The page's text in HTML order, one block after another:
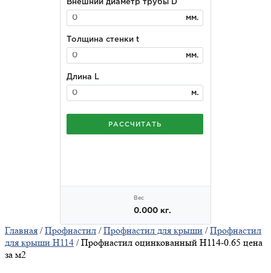
Главная /Профнастил /Профнастил для крыши /Профнастил
для крыши Н114 / Профнастил оцинкованный H114-0.65 цена
за м2